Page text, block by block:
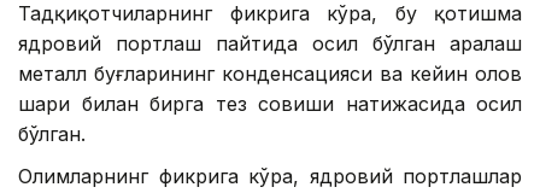
Тадқиқотчиларнинг фикрига кўра, бу қотишма
ядровий портлаш пайтида ҳосил бўлган аралаш
металл буғларининг конденсацияси ва кейин олов
шари билан бирга тез совиши натижасида ҳосил
бўлган.
Олимларнинг фикрига кўра, ядровий портлашлар